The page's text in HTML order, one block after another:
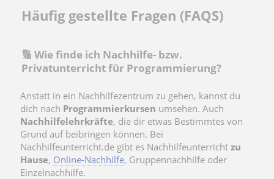
Häufig gestellte Fragen (FAQS)
🔢 Wie finde ich Nachhilfe- bzw.
Privatunterricht für Programmierung?
Anstatt in ein Nachhilfezentrum zu gehen, kannst du
dich nach Programmierkursen umsehen. Auch
Nachhilfelehrkräfte, die dir etwas Bestimmtes von
Grund auf beibringen können. Bei
Nachhilfeunterricht.de gibt es Nachhilfeunterricht zu
Hause, Online-Nachhilfe, Gruppennachhilfe oder
Einzelnachhilfe.